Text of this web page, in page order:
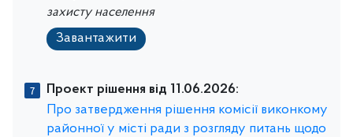
захисту населення
Завантажити
Проект рішення від 11.06.2026:
Про затвердження рішення комісії виконкому
районної у місті ради з розгляду питань щодо